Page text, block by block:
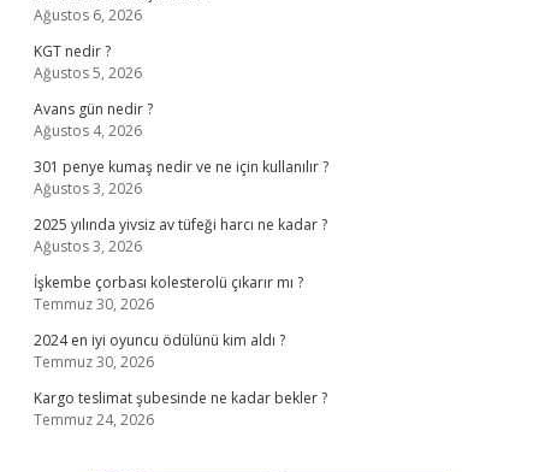
Ağustos 6, 2026
KGT nedir ?
Ağustos 5, 2026
Avans gün nedir ?
Ağustos 4, 2026
301 penye kumaş nedir ve ne için kullanılır ?
Ağustos 3, 2026
2025 yılında yivsiz av tüfeği harcı ne kadar ?
Ağustos 3, 2026
İşkembe çorbası kolesterolü çıkarır mı ?
Temmuz 30, 2026
2024 en iyi oyuncu ödülünü kim aldı ?
Temmuz 30, 2026
Kargo teslimat şubesinde ne kadar bekler ?
Temmuz 24, 2026